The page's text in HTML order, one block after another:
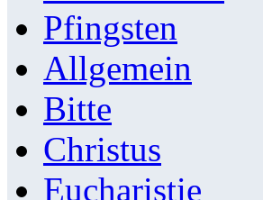
Pfingsten
Allgemein
Bitte
Christus
Eucharistie